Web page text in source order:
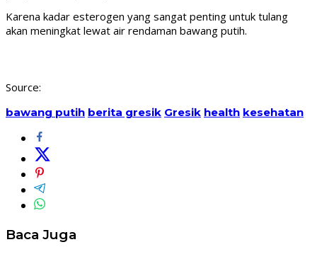
Karena kadar esterogen yang sangat penting untuk tulang
akan meningkat lewat air rendaman bawang putih.
Source:
bawang putih berita gresik Gresik health kesehatan
Baca Juga